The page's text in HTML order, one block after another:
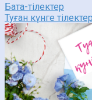
Бата-тілектер
Туған күнге тілектер